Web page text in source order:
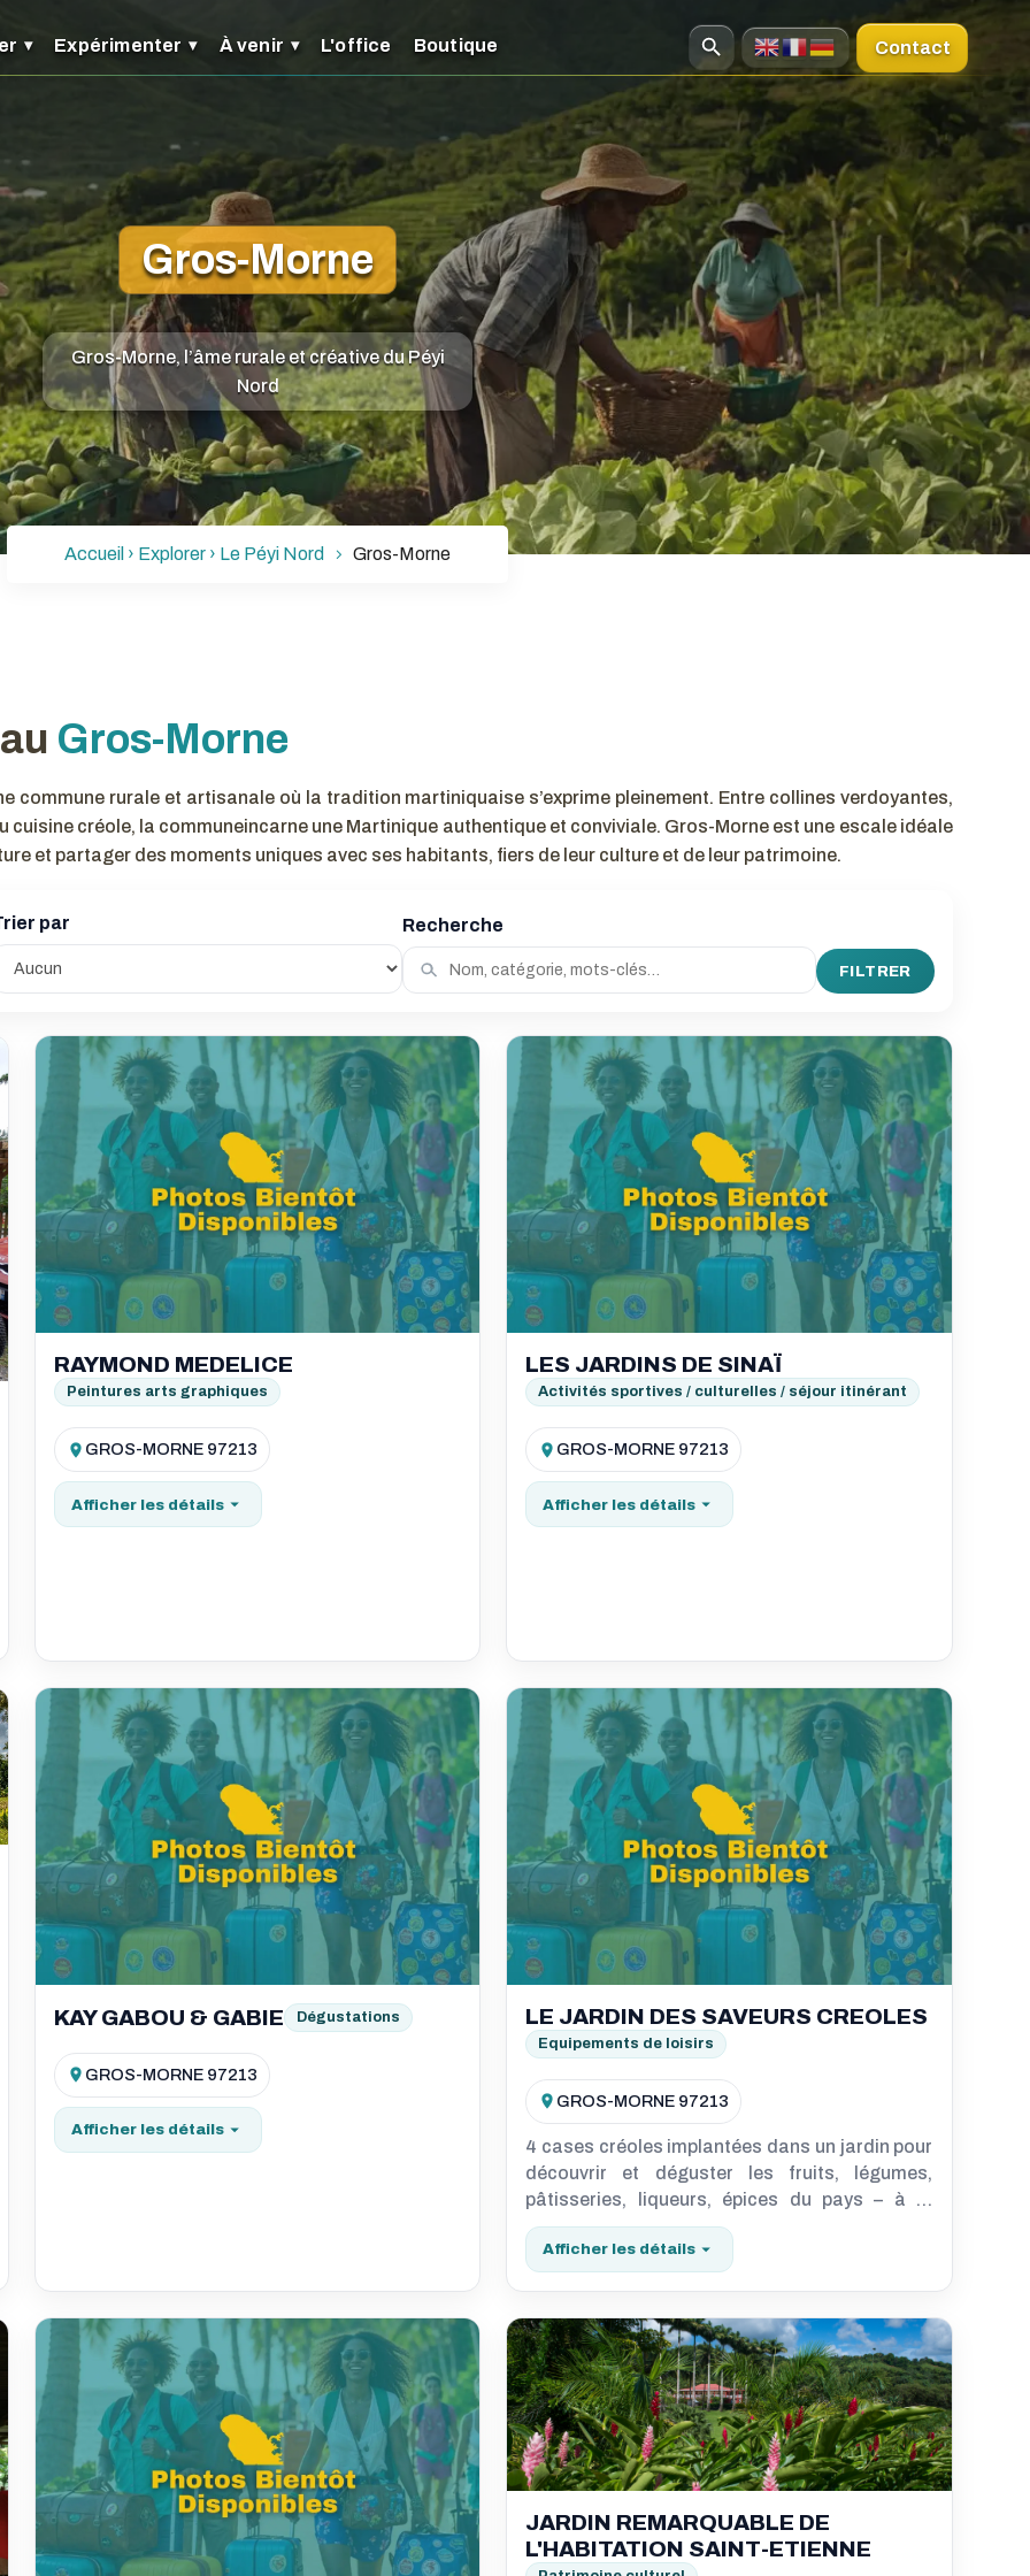
Expérimenter À venir L'office Boutique Contact
Gros-Morne
Gros-Morne, l’âme rurale et créative du Péyi
Nord
Accueil › Explorer › Le Péyi Nord Gros-Morne
Gros-Morne
commune rurale et artisanale où la tradition martiniquaise s’exprime pleinement. Entre collines verdoyantes,
créole, la communeincarne une Martinique authentique et conviviale. Gros-Morne est une escale idéale
et partager des moments uniques avec ses habitants, fiers de leur culture et de leur patrimoine.
par Recherche
FILTRER
RAYMOND MEDELICE
Peintures arts graphiques
GROS-MORNE 97213
Afficher les détails
LES JARDINS DE SINAÏ
Activités sportives / culturelles / séjour itinérant
GROS-MORNE 97213
Afficher les détails
KAY GABOU & GABIE Dégustations
GROS-MORNE 97213
Afficher les détails
LE JARDIN DES SAVEURS CREOLES
Equipements de loisirs
GROS-MORNE 97213
4 cases créoles implantées dans un jardin pour
découvrir et déguster les fruits, légumes,
pâtisseries, liqueurs, épices du pays – à la
demande animations diverses
Afficher les détails
JARDIN REMARQUABLE DE
L'HABITATION SAINT-ETIENNE